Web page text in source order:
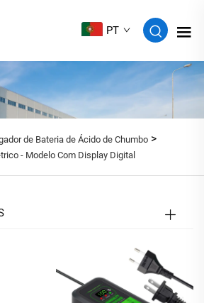
PT
de Bateria de Ácido de Chumbo >
- Modelo Com Display Digital